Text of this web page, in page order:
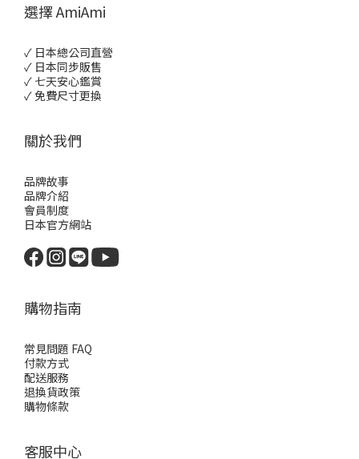
選擇 AmiAmi
✓ 日本總公司直營
✓ 日本同步販售
✓ 七天安心鑑賞
✓ 免費尺寸更換
關於我們
品牌故事
品牌介紹
會員制度
日本官方網站
購物指南
常見問題 FAQ
付款方式
配送服務
退換貨政策
購物條款
客服中心